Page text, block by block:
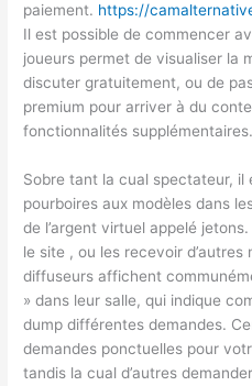
paiement. https://
Il est possible de commencer
joueurs permet de visualiser la
discuter gratuitement, ou de
premium pour arriver à du
fonctionnalités
Sobre tant la cual spectateur, il
pourboires aux modèles dans
de l’argent virtuel appelé
le site , ou les recevoir
diffuseurs affichent
» dans leur salle, qui indique
dump différentes demandes.
demandes ponctuelles pour
tandis la cual d’autres